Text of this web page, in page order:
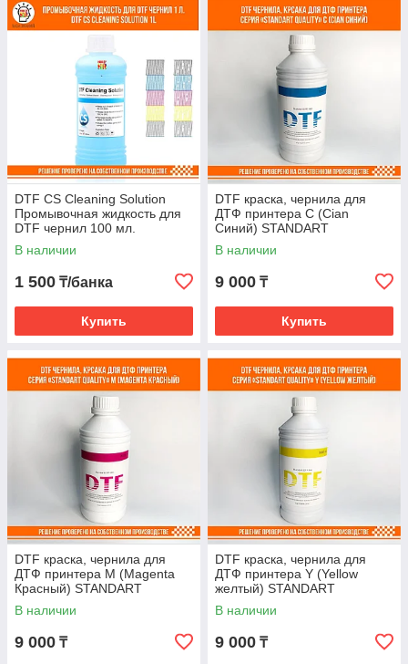
DTF CS Cleaning Solution
Промывочная жидкость для
DTF чернил 100 мл.
В наличии
1 500 ₸/банка
Купить
DTF краска, чернила для
ДТФ принтера С (Cian
Синий) STANDART
В наличии
9 000 ₸
Купить
DTF краска, чернила для
ДТФ принтера M (Magenta
Красный) STANDART
В наличии
9 000 ₸
DTF краска, чернила для
ДТФ принтера Y (Yellow
желтый) STANDART
В наличии
9 000 ₸